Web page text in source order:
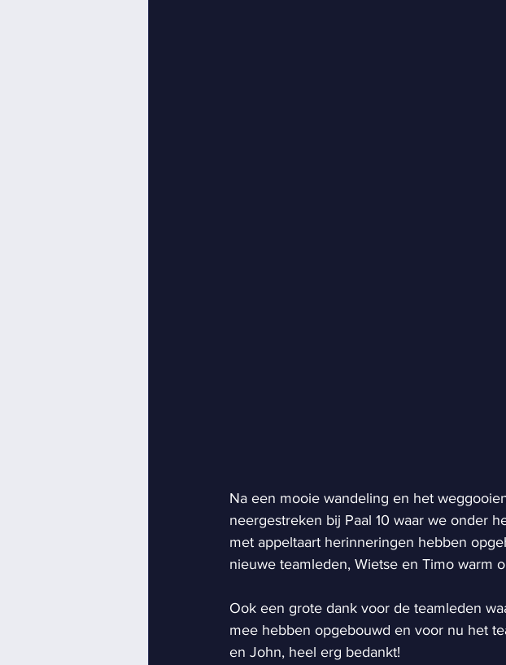
Na een mooie wandeling en het
neergestreken bij Paal 10 waar we onder
met appeltaart herinneringen hebben
nieuwe teamleden, Wietse en Timo warm
Ook een grote dank voor de teamleden
mee hebben opgebouwd en voor nu het
en John, heel erg bedankt!